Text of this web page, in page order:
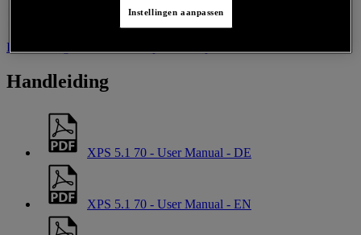
Handleiding
Handleiding
XPS 5.1 70 - User Manual - DE
XPS 5.1 70 - User Manual - EN
Instellingen aanpassen